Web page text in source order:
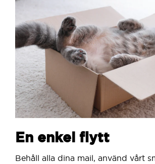
En enkel flytt
Behåll alla dina mail, använd vårt